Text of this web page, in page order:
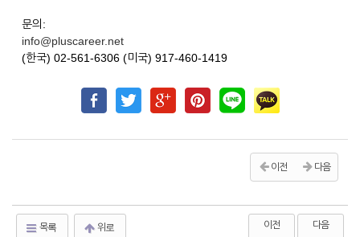
문의:
info@pluscareer.net
(한국) 02-561-6306 (미국) 917-460-1419
이전 다음
목록 위로 이전 다음